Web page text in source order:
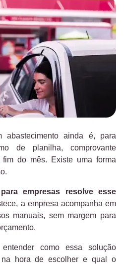
abastecimento ainda é, para
de planilha, comprovante
do mês. Existe uma forma
empresas resolve esse
a empresa acompanha em
manuais, sem margem para
como essa solução
hora de escolher e qual o